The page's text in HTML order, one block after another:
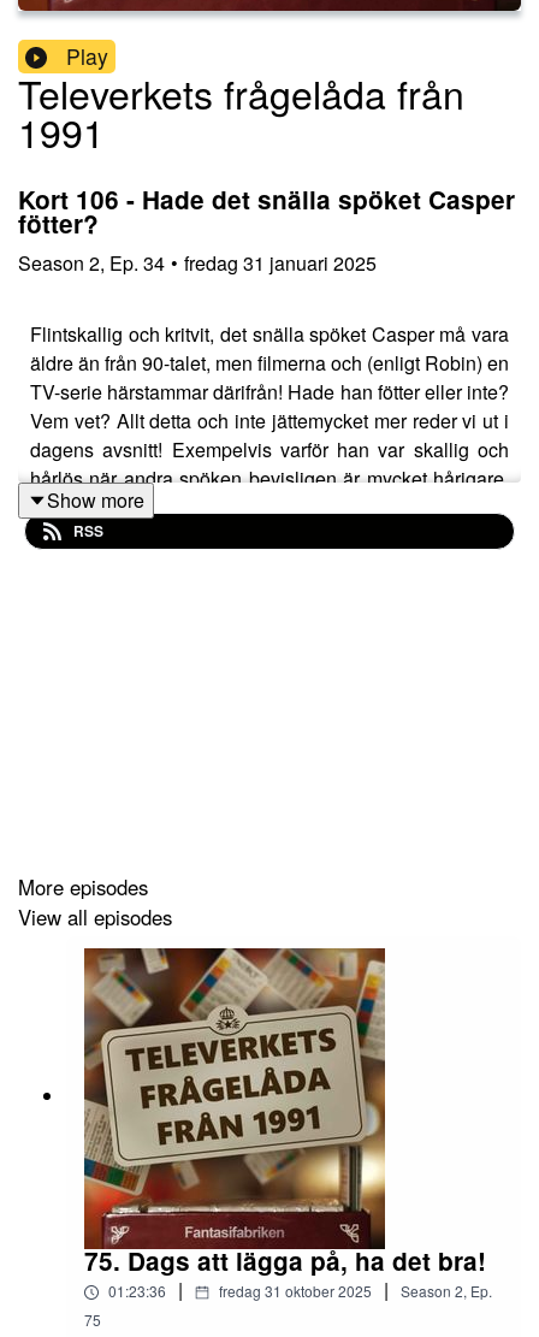
Play
Televerkets frågelåda från
1991
Kort 106 - Hade det snälla spöket Casper
fötter?
Season 2, Ep. 34 • fredag 31 januari 2025
Flintskallig och kritvit, det snälla spöket Casper må vara
äldre än från 90-talet, men filmerna och (enligt Robin) en
TV-serie härstammar därifrån! Hade han fötter eller inte?
Vem vet? Allt detta och inte jättemycket mer reder vi ut i
dagens avsnitt! Exempelvis varför han var skallig och
hårlös när andra spöken bevisligen är mycket hårigare.
Beetlejuice tillexempel.
// Skicka in annat: televerket@fantasifabriken.se
Show more
RSS
More episodes
View all episodes
75. Dags att lägga på, ha det bra!
01:23:36 | fredag 31 oktober 2025 | Season 2, Ep.
75